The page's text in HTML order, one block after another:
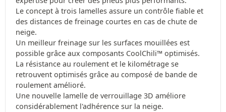
Le concept à trois lamelles assure un contrôle fiable et
des distances de freinage courtes en cas de chute de
neige.
Un meilleur freinage sur les surfaces mouillées est
possible grâce aux composants CoolChili™ optimisés.
La résistance au roulement et le kilométrage se
retrouvent optimisés grâce au composé de bande de
roulement amélioré.
Une nouvelle lamelle de verrouillage 3D améliore
considérablement l'adhérence sur la neige.